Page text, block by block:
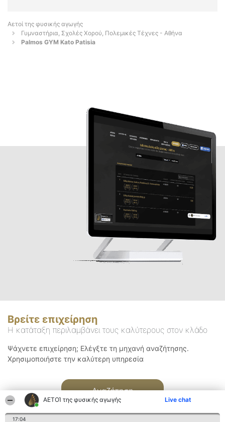
ΑΕΤΟΊ της φυσικής αγωγής Live chat
17:04
Αετοί της φυσικής αγωγής
Γυμναστήρια, Σχολές Χορού, Πολεμικές Τέχνες - Αθήνα
Palmos GYM Kato Patisia
Βρείτε επιχείρηση
Η κατάταξη περιλαμβάνει τους καλύτερους στον κλάδο
Ψάχνετε επιχείρηση; Ελέγξτε τη μηχανή αναζήτησης.
Χρησιμοποιήστε την καλύτερη υπηρεσία
Αναζήτηση